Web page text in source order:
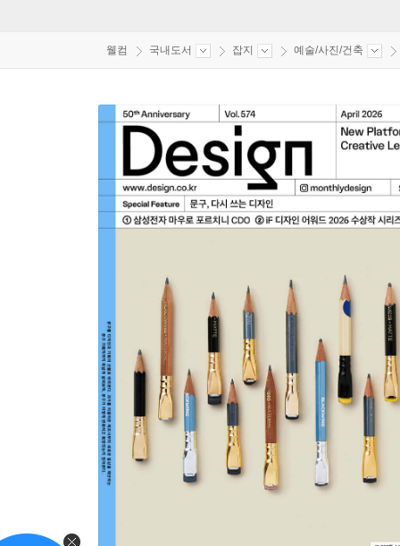
웰컴 국내도서 잡지 예술/사진/건축